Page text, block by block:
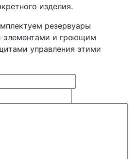
изделия.
резервуары
элементами и греющим
управления этими